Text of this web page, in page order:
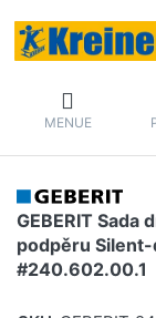
MENUE
GEBERIT Sada
podpěru
#240.602.00.1